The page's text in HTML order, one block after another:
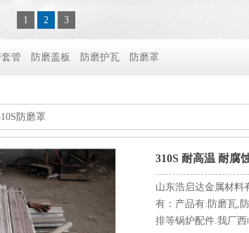
1 2 3
管 防磨盖板 防磨护瓦 防磨罩
防磨罩
310S 耐高温 耐腐
山东浩启达金属材料
有：产品有:防磨瓦,
排等锅炉配件.我厂西